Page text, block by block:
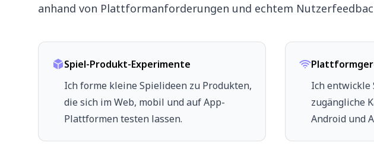
anhand von Plattformanforderungen und echtem
Spiel-Produkt-Experimente
Ich forme kleine Spielideen zu Produkten,
die sich im Web, mobil und auf App-
Plattformen testen lassen.
Ich
zugängliche
Android und